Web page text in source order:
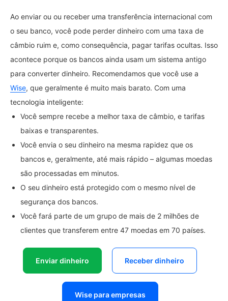
Ao enviar ou ou receber uma transferência internacional com
o seu banco, você pode perder dinheiro com uma taxa de
câmbio ruim e, como consequência, pagar tarifas ocultas. Isso
acontece porque os bancos ainda usam um sistema antigo
para converter dinheiro. Recomendamos que você use a
Wise, que geralmente é muito mais barato. Com uma
tecnologia inteligente:
Você sempre recebe a melhor taxa de câmbio, e tarifas
baixas e transparentes.
Você envia o seu dinheiro na mesma rapidez que os
bancos e, geralmente, até mais rápido – algumas moedas
são processadas em minutos.
O seu dinheiro está protegido com o mesmo nível de
segurança dos bancos.
Você fará parte de um grupo de mais de 2 milhões de
clientes que transferem entre 47 moedas em 70 países.
Enviar dinheiro Receber dinheiro
Wise para empresas